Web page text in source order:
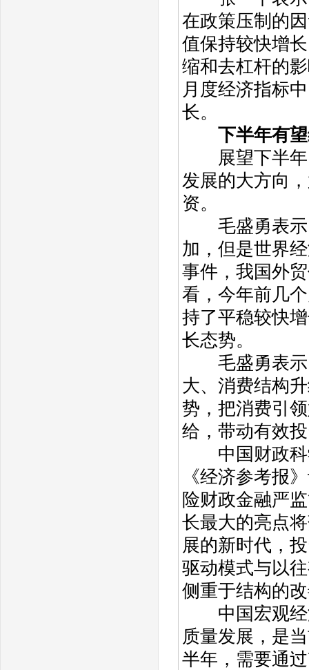
在政策压制的
值保持较快增
缩和去杠杆的
月度经济指标
长。
下半年有
展望下半年
发展的大方向
资。
毛盛勇表示
加，但是世界
事件，我国外
看，今年前几
持了平稳较快
长态势。
毛盛勇表示
大、消费结构
势，把消费引
给，带动有效
中国财政科
《经济参考报
险财政金融严
长最大的亮点
展的新时代，
驱动模式与以
侧重于结构的
中国宏观经
质量发展，是
半年，需要通